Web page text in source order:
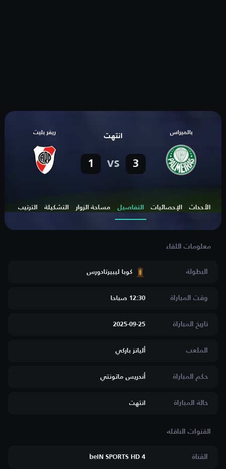
بالميراس انتهت
3
vs
1
ريفر بليت
الأحداث الإحصائيات التفاصيل مساحة الزوار التشكيلة الترتيب
البطولة كوبا ليبيرتادورس
وقت المباراة 12:30 صباحا
تاريخ المباراة 2025-09-25
الملعب أليانز باركي
حكم المباراة أندريس ماتونتي
حالة المباراة انتهت
القناة beIN SPORTS HD 4